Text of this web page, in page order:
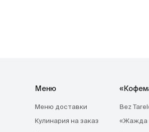
Меню
Меню доставки
Кулинария на заказ
Bez
«Жажда